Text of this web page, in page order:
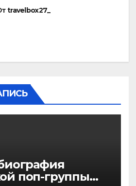
travelbox27_
поп-группы